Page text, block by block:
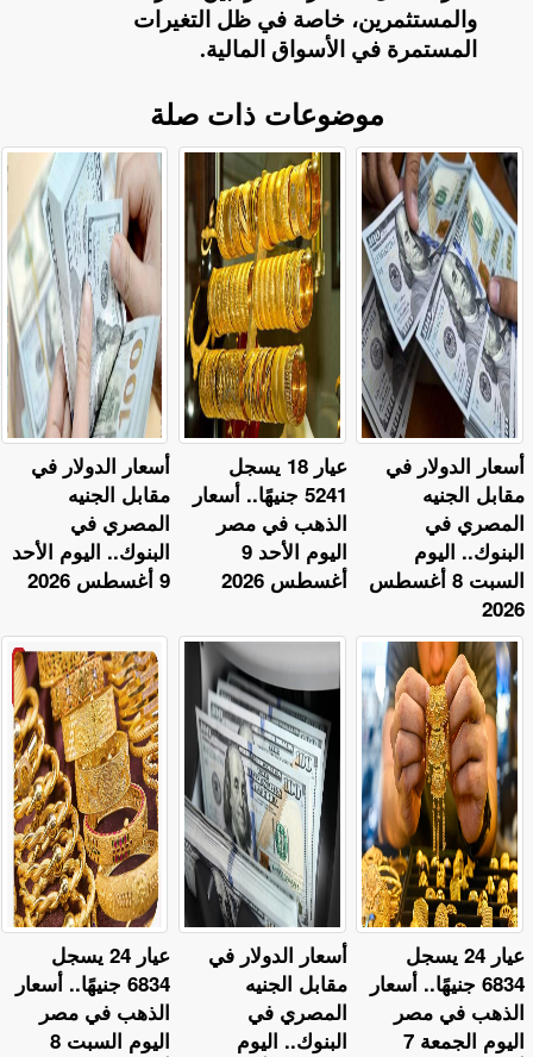
والمستثمرين، خاصة في ظل التغيرات
المستمرة في الأسواق المالية.
موضوعات ذات صلة
أسعار الدولار في
مقابل الجنيه
المصري في
البنوك.. اليوم الأحد
9 أغسطس 2026
عيار 18 يسجل
5241 جنيهًا.. أسعار
الذهب في مصر
اليوم الأحد 9
أغسطس 2026
أسعار الدولار في
مقابل الجنيه
المصري في
البنوك.. اليوم
السبت 8 أغسطس
2026
عيار 24 يسجل
6834 جنيهًا.. أسعار
الذهب في مصر
اليوم السبت 8
أسعار الدولار في
مقابل الجنيه
المصري في
البنوك.. اليوم
عيار 24 يسجل
6834 جنيهًا.. أسعار
الذهب في مصر
اليوم الجمعة 7